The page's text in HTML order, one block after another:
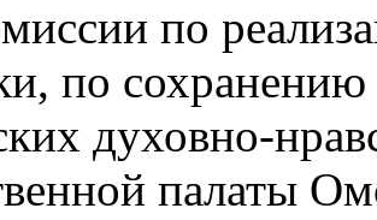
по
по
духовно-
палаты